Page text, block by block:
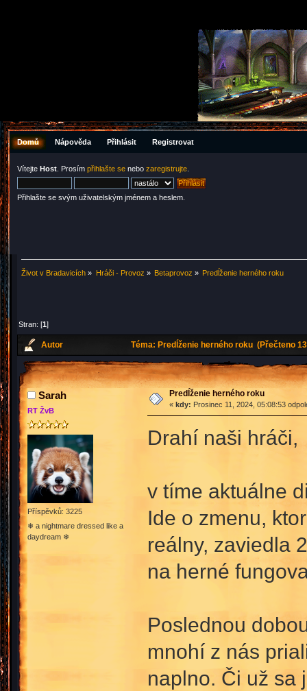
Domů Nápověda Přihlásit Registrovat
Vítejte Host . Prosím přihlašte se nebo zaregistrujte
Přihlašte se svým uživatelským jménem a heslem.
Život v Bradavicích » Hráči - Provoz » Betaprovoz » Predĺženie herného roku
Stran: [1]
Autor Téma: Predĺženie herného roku (Přečteno
Sarah
RT ŽvB
Příspěvků: 3225
❄ a nightmare dressed like a
daydream ❄
Predĺženie herného roku
« kdy: Prosinec 11, 2024, 05:08:53
Drahí naši hráči,
v tíme aktuálne
Ide o zmenu,
reálny, zaviedla
na herné
Poslednou
mnohí z nás
naplno. Či už sa